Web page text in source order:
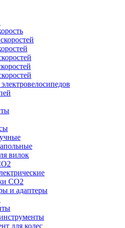
вилок
CO2
и адаптеры
для колес